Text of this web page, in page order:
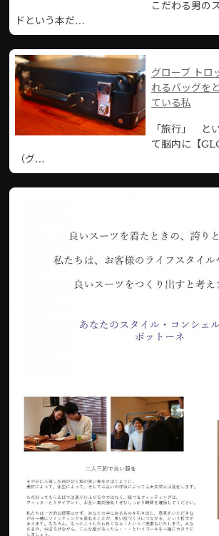
こだわる男の
ドという本だ…
グローブ トロ
れるバッグを
ている私
「旅行」 と
て脳内に【
（グ…